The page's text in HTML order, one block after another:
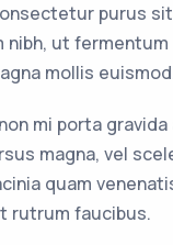
purus
nibh, ut
mollis
mi porta
magna, vel
quam
rutrum faucibus.